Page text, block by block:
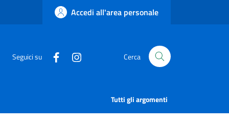
Accedi all'area personale
Seguici su Cerca
Tutti gli argomenti